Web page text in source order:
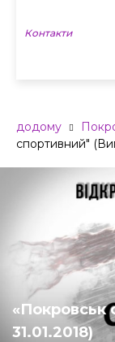
Контакти
додому
спортивний"
«Покровськ
31.01.2018)